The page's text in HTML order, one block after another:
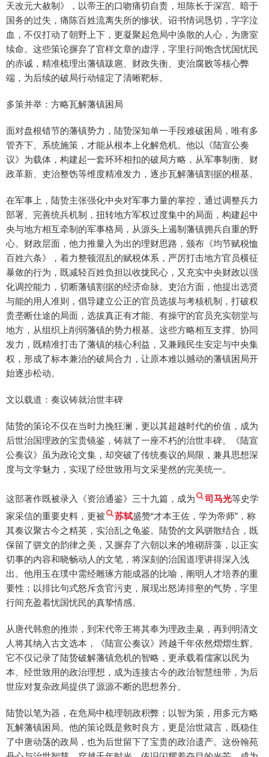
天改元大赦制》，以帝王的口吻痛切自责，坦陈长于深宫、暗于
国务的过失，痛陈百姓流离失所的惨状。诏书情词恳切，字字泣
血，不仅打动了朝野上下，更凝聚起危局中涣散的人心，为唐室
续命。这些策论摒弃了官样文章的虚浮，字里行间饱含忧国忧民
的赤诚，精准梳理出藩镇跋扈、财政失衡、吏治腐败等核心弊
端，为后续的破局行动锚定了清晰靶标。
多策并举：方略瓦解藩镇困局
面对盘根错节的藩镇势力，陆贽深知单一手段难破困局，唯有多
管齐下、系统施策，才能从根本上化解危机。他以《陆宣公奏
议》为载体，构建起一套环环相扣的破局方略，从军事制衡、财
政革新、吏治整饬等维度精准发力，逐步瓦解藩镇割据的根基。
在军事上，陆贽主张强化中央对军事力量的掌控，通过调整兵力
部署、完善统兵机制，扭转地方军权过度集中的局面，构建起中
央与地方相互牵制的军事格局，从源头上遏制藩镇拥兵自重的野
心。财政层面，他力推量入为出的理财思路，颁布《均节赋税恤
百姓六条》，着力整顿混乱的赋税体系，严厉打击地方官员横征
暴敛的行为，既减轻百姓负担以收拢民心，又充实中央财政以强
化调控能力，切断藩镇割据的经济命脉。吏治方面，他提出选贤
与能的用人准则，倡导建立公正的官员选拔与考核机制，打破权
贵垄断仕途的局面，选拔真正有才能、有操守的官员充实朝堂与
地方，从组织上削弱藩镇的势力根基。这些方略相互支撑、协同
发力，既精准打击了藩镇的核心利益，又兼顾民生安定与中央集
权，形成了标本兼治的破局合力，让原本难以撼动的藩镇困局开
始逐步松动。
文以载道：奏议铸就治世丰碑
陆贽的策论不仅在当时力挽狂澜，更以其超越时代的价值，成为
后世治国理政的宝贵镜鉴，铸就了一座不朽的治世丰碑。《陆宣
公奏议》虽为政论文集，却突破了传统奏议的局限，兼具思想深
度与文学魅力，实现了经世致用与文采斐然的完美统一。
这部著作既被录入《资治通鉴》三十九篇，成为 司马光等史学
家采信的重要史料，更被
苏轼盛赞“才本王佐，学为帝师”，称
其奏议聚古今之精英，实治乱之龟鉴。陆贽的文风骈散结合，既
保留了骈文的韵律之美，又摒弃了六朝以来的堆砌辞藻，以正实
切事的内容和晓畅动人的文笔，将深刻的治国道理讲得深入浅
出。他用玉在璞中需经雕琢方能成器的比喻，阐明人才培养的重
要性；以排比句式怒斥贪官污吏，展现出怒涛排壑的气势，字里
行间充盈着忧国忧民的真挚情感。
从唐代韩愈的推崇，到宋代帝王将其奉为理政圭臬，再到明清文
人将其纳入古文选本，《陆宣公奏议》跨越千年依然熠熠生辉。
它不仅记录了陆贽破解藩镇危机的智略，更承载着儒家以民为
本、经世致用的政治理想，成为连接古今的政治智慧纽带，为后
世应对复杂政局提供了源源不断的思想养分。
陆贽以笔为器，在危局中梳理朝政积弊；以智为策，用多元方略
瓦解藩镇困局。他的策论既是救时良方，更是治世箴言，既稳住
了中唐动荡的政局，也为后世留下了宝贵的政治遗产。这份翰苑